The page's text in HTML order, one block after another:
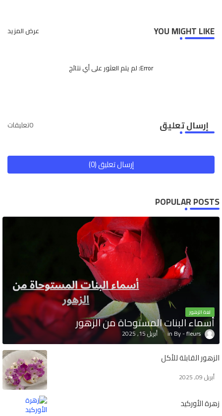
YOU MIGHT LIKE عرض المزيد
Error: لم يتم العثور على أي نتائج
إرسال تعليق 0تعليقات
إرسال تعليق (0)
POPULAR POSTS
لغة الزهور
أسماء البنات المستوحاة من الزهور
fleurs أبريل 15, 2025
الزهور القابلة للأكل
أبريل 09, 2025
زهرة الأوركيد